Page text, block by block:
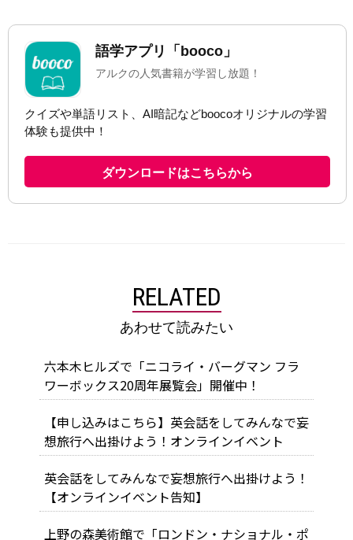
RELATED
あわせて読みたい
六本木ヒルズで「ニコライ・バーグマン フラ
ワーボックス20周年展覧会」開催中！
【申し込みはこちら】英会話をしてみんなで妄
想旅行へ出掛けよう！オンラインイベント
英会話をしてみんなで妄想旅行へ出掛けよう！
【オンラインイベント告知】
上野の森美術館で「ロンドン・ナショナル・ポ